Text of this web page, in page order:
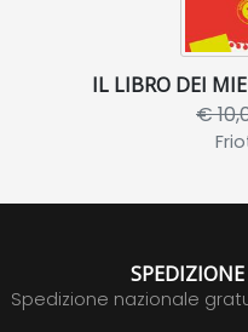
IL LIBRO DEI
€
Spedizione nazionale